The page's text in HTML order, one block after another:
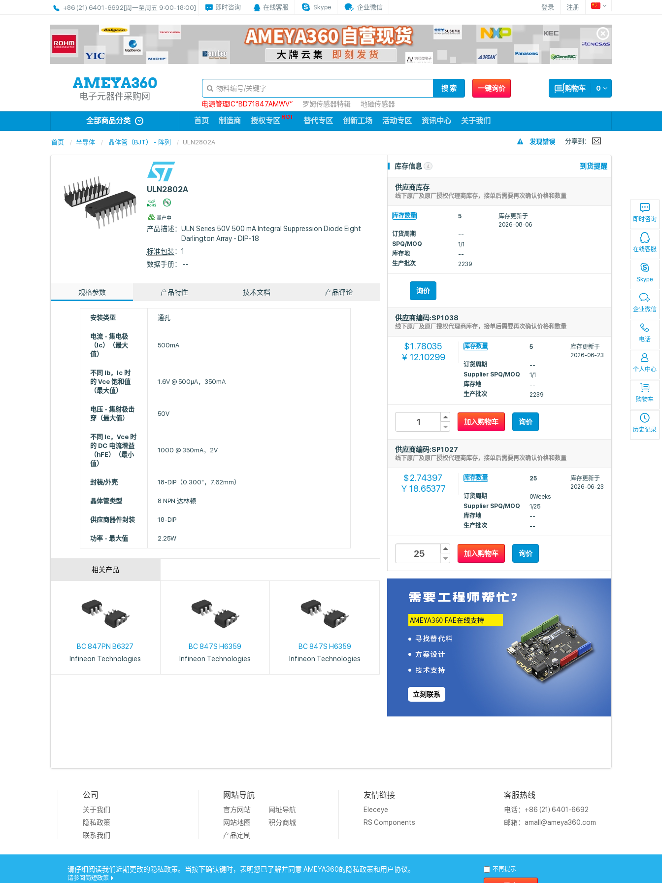
+86 (21) 6401-6692[周一至周五 9:00-18:00] 即时咨询 在线客服 Skype 企业微信 登录 注册
即时咨询
在线客服
Skype
企业微信
电话
个人中心
购物车
历史记录
电子元器件采购网
一键询价 0
购物车
搜 索
电源管理IC“BD71847AMWV”
罗姆传感器特辑 地磁传感器
全部商品分类 首页 制造商 授权专区 替代专区 创新工场 活动专区 资讯中心 关于我们
首页 半导体 晶体管（BJT） - 阵列 ULN2802A 发现错误 分享到：
ULN2802A
量产中
产品描述： ULN Series 50V 500 mA Integral Suppression Diode Eight
Darlington Array - DIP-18
标准包装：1
数据手册： --
规格参数 产品特性 技术文档 产品评论
安装类型 通孔
电流 - 集电极
（Ic）（最大
值）
500mA
不同 Ib，Ic 时
的 Vce 饱和值
（最大值）
1.6V @ 500µA，350mA
电压 - 集射极击
穿（最大值）
50V
不同 Ic，Vce 时
的 DC 电流增益
（hFE）（最小
值）
1000 @ 350mA，2V
封装/外壳 18-DIP（0.300"，7.62mm）
晶体管类型 8 NPN 达林顿
供应商器件封装 18-DIP
功率 - 最大值 2.25W
相关产品
BC 847PN B6327
Infineon Technologies
BC 847S H6359
Infineon Technologies
BC 847S H6359
Infineon Technologies
库存信息 4 到货提醒
供应商库存
线下原厂及原厂授权代理商库存，接单后需要再次确认价格和数量
库存数量 5
库存更新于
2026-08-06
订货周期
--
SPQ/MOQ
1/1
库存地
--
生产批次
2239
询价
供应商编码:SP1038
线下原厂及原厂授权代理商库存，接单后需要再次确认价格和数量
$1.78035
￥ 12.10299
库存数量 5
库存更新于
2026-06-23
订货周期
--
Supplier SPQ/MOQ
1/1
库存地
--
生产批次
2239
加入购物车 询价
供应商编码:SP1027
线下原厂及原厂授权代理商库存，接单后需要再次确认价格和数量
$2.74397
￥ 18.65377
库存数量 25
库存更新于
2026-06-23
订货周期
0Weeks
Supplier SPQ/MOQ
1/25
库存地
--
生产批次
--
加入购物车 询价
立刻联系
公司
关于我们
隐私政策
联系我们
网站导航
官方网站
网址导航
网站地图
积分商城
产品定制
友情链接
Eleceye
RS Components
客服热线
电话：+86 (21) 6401-6692
邮箱： amall@ameya360.com
请仔细阅读我们近期更改的隐私政策。当按下确认键时，表明您已了解并同意 AMEYA360的隐私政策和用户协议。
请参阅简短政策
不再提示